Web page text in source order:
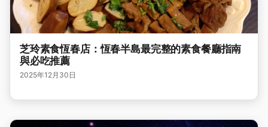
芝玲素食恆春店：恆春半島最完整的素食餐廳指南
與必吃推薦
2025年12月30日